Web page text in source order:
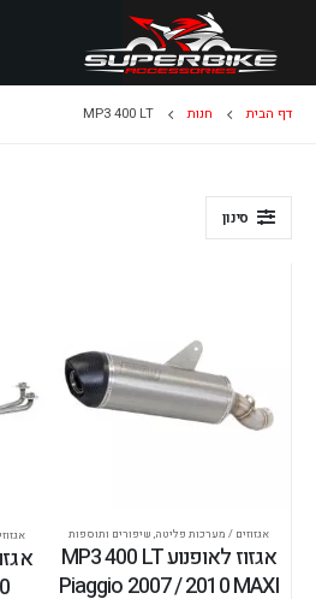
דף הבית חנות MP3 400 LT
סינון
אגזוזים / מערכות פליטה, שיפורים ותוספות
אגזוז לאופנוע MP3 400 LT
Piaggio 2007 / 2010 MAXI